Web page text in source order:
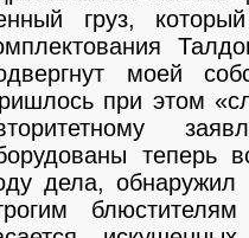
груз,
моей
при этом
теперь
дела,